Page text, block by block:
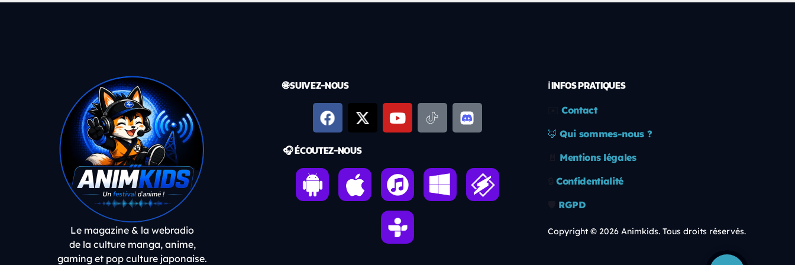
Le magazine & la webradio
de la culture manga, anime,
gaming et pop culture japonaise.
🌐 SUIVEZ-NOUS
🎧 ÉCOUTEZ-NOUS
ℹ️ INFOS PRATIQUES
Contact
🦊 Qui sommes-nous ?
Mentions légales
Confidentialité
RGPD
Copyright © 2026 Animkids. Tous droits réservés.